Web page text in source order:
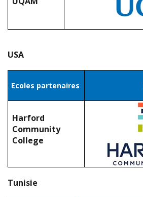
USA
Ecoles partenaires
Harford
Community
College
Tunisie